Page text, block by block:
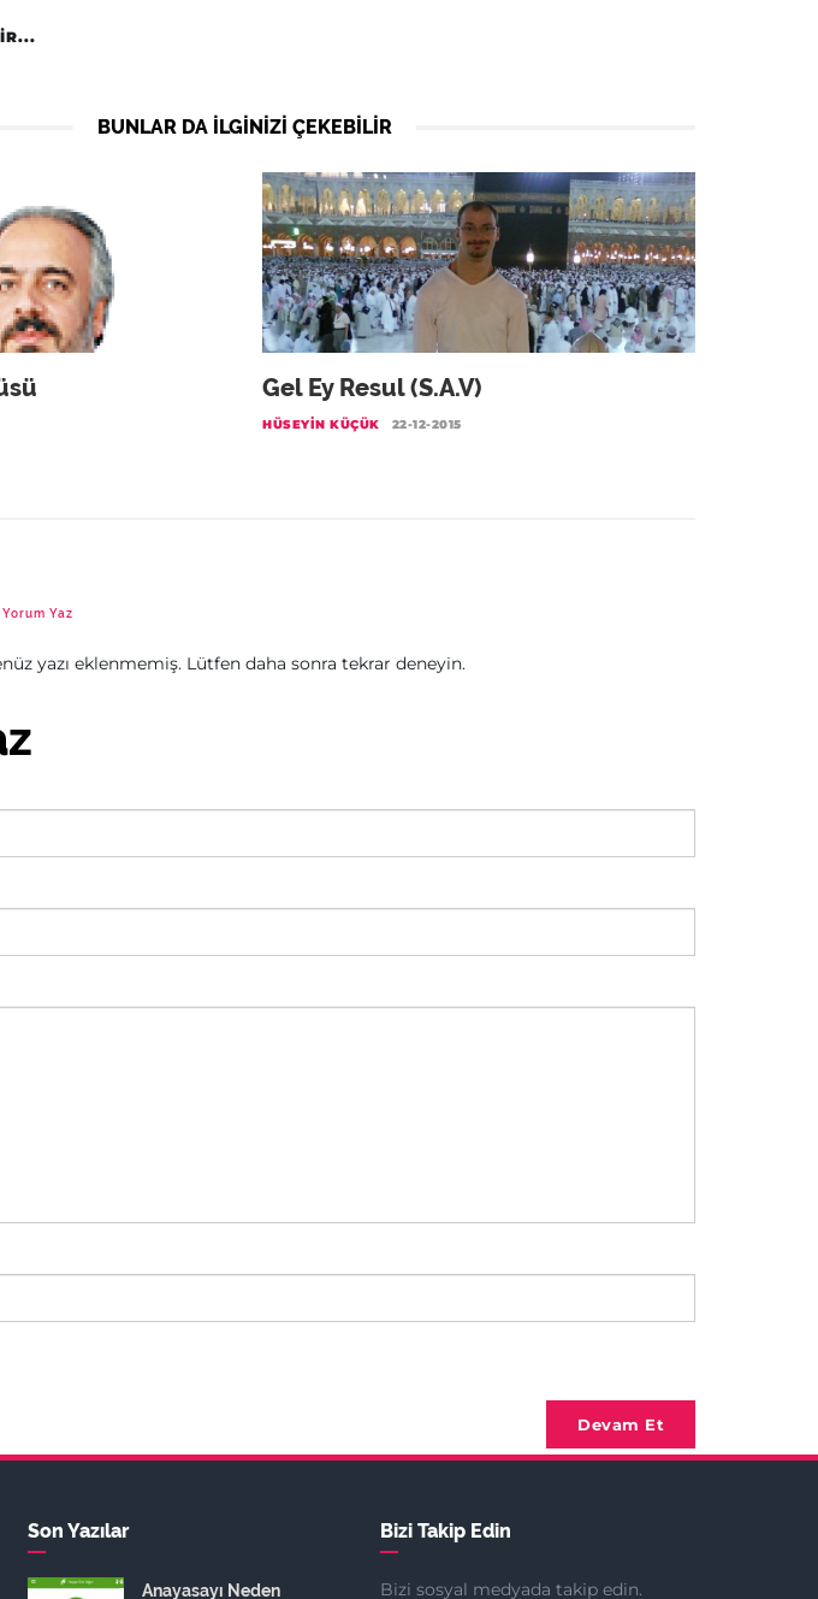
BUNLAR DA ILGINIZI ÇEKEBILIR
Gel Ey Resul (s.a.v)
HÜSEYIN KÜÇÜK 22-12-2015
Yorum Yaz
yazı eklenmemiş. Lütfen daha sonra tekrar deneyin.
Devam Et
Son Yazılar
Anayasayı Neden
Bizi Takip Edin
Bizi sosyal medyada takip edin.